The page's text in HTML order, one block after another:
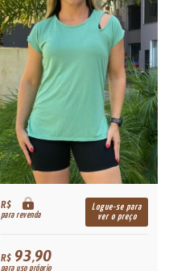
R$
para revenda
Logue-se para
ver o preço
R$93,90
para uso próprio